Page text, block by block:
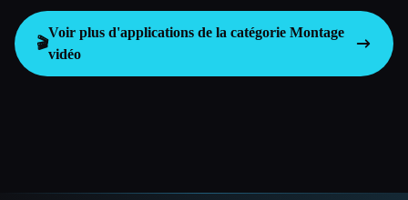
🎬
Voir plus d'applications de la catégorie Montage
vidéo